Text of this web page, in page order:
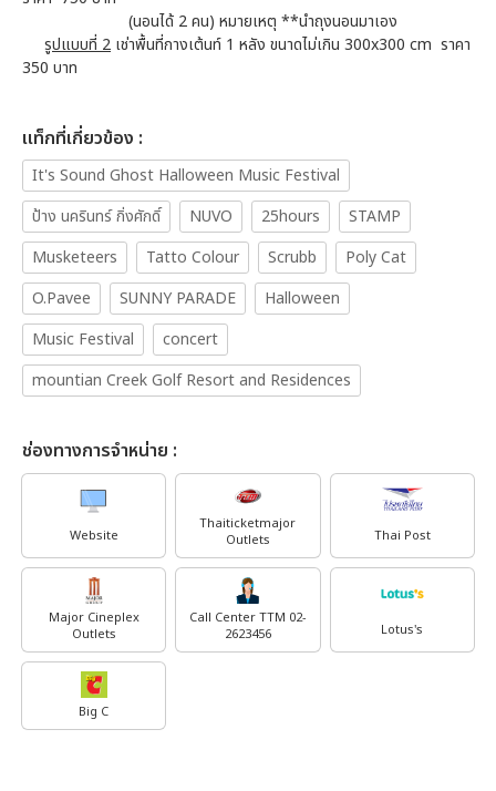
(นอนได้ 2 คน) หมายเหตุ **นำถุงนอนมาเอง
รูปแบบที่ 2 เช่าพื้นที่กางเต้นท์ 1 หลัง ขนาดไม่เกิน 300x300 cm ราคา
350 บาท
เเท็กที่เกี่ยวข้อง :
It's Sound Ghost Halloween Music Festival
ป้าง นครินทร์ กิ่งศักดิ์
NUVO 25hours
STAMP
Musketeers
Tatto Colour Scrubb
Poly Cat
O.Pavee
SUNNY PARADE
Halloween
Music Festival
concert
mountian Creek Golf Resort and Residences
ช่องทางการจำหน่าย :
Website
Thaiticketmajor
Outlets
Thai Post
Major Cineplex
Outlets
Call Center TTM 02-
2623456
Lotus's
Big C